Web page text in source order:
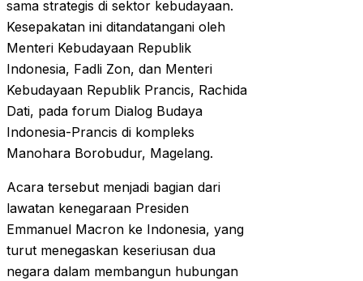
sama strategis di sektor kebudayaan.
Kesepakatan ini ditandatangani oleh
Menteri Kebudayaan Republik
Indonesia, Fadli Zon, dan Menteri
Kebudayaan Republik Prancis, Rachida
Dati, pada forum Dialog Budaya
Indonesia-Prancis di kompleks
Manohara Borobudur, Magelang.
Acara tersebut menjadi bagian dari
lawatan kenegaraan Presiden
Emmanuel Macron ke Indonesia, yang
turut menegaskan keseriusan dua
negara dalam membangun hubungan